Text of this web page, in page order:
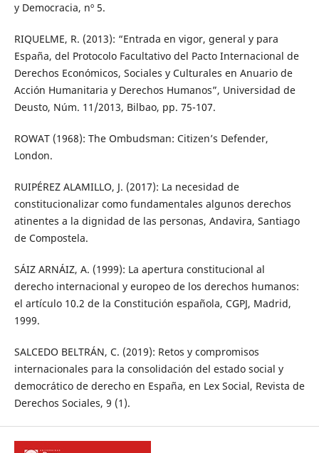
y Democracia, nº 5.
RIQUELME, R. (2013): “Entrada en vigor, general y para
España, del Protocolo Facultativo del Pacto Internacional de
Derechos Económicos, Sociales y Culturales en Anuario de
Acción Humanitaria y Derechos Humanos”, Universidad de
Deusto, Núm. 11/2013, Bilbao, pp. 75-107.
ROWAT (1968): The Ombudsman: Citizen’s Defender,
London.
RUIPÉREZ ALAMILLO, J. (2017): La necesidad de
constitucionalizar como fundamentales algunos derechos
atinentes a la dignidad de las personas, Andavira, Santiago
de Compostela.
SÁIZ ARNÁIZ, A. (1999): La apertura constitucional al
derecho internacional y europeo de los derechos humanos:
el artículo 10.2 de la Constitución española, CGPJ, Madrid,
1999.
SALCEDO BELTRÁN, C. (2019): Retos y compromisos
internacionales para la consolidación del estado social y
democrático de derecho en España, en Lex Social, Revista de
Derechos Sociales, 9 (1).